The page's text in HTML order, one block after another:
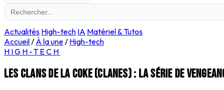
Actualités High-tech IA Matériel & Tutos
Accueil/ À la une/ High-tech
HIGH-TECH
Les clans de la coke (clanes) : la série de